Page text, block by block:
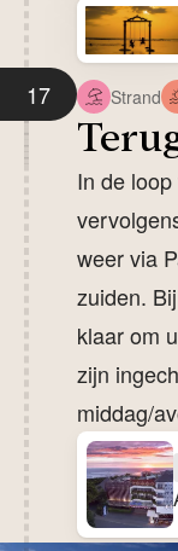
17 Strand
In de
weer via
zuiden.
klaar om
zijn
middag/